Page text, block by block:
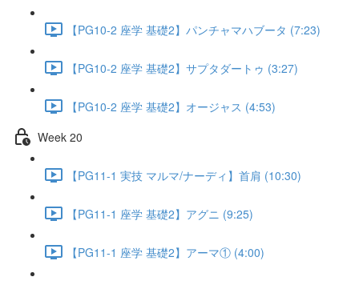
【PG10-2 座学 基礎2】パンチャマハブータ (7:23)
【PG10-2 座学 基礎2】サプタダートゥ (3:27)
【PG10-2 座学 基礎2】オージャス (4:53)
Week 20
【PG11-1 実技 マルマ/ナーディ】首肩 (10:30)
【PG11-1 座学 基礎2】アグニ (9:25)
【PG11-1 座学 基礎2】アーマ① (4:00)